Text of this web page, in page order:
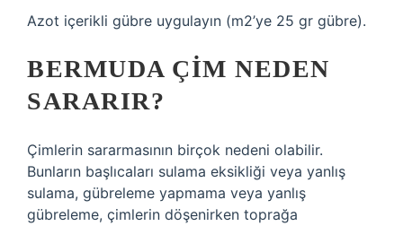
Azot içerikli gübre uygulayın (m2’ye 25 gr gübre).
BERMUDA ÇIM NEDEN
SARARIR?
Çimlerin sararmasının birçok nedeni olabilir.
Bunların başlıcaları sulama eksikliği veya yanlış
sulama, gübreleme yapmama veya yanlış
gübreleme, çimlerin döşenirken toprağa